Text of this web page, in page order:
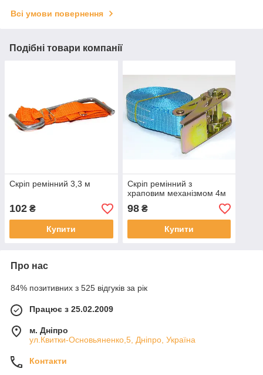
Всі умови повернення
Подібні товари компанії
Скріп ремінний 3,3 м
102 ₴
Купити
Скріп ремінний з
храповим механізмом 4м
98₴
Купити
Про нас
84% позитивних з 525 відгуків за рік
Працює з 25.02.2009
м. Дніпро
ул.Квитки-Основьяненко,5, Дніпро, Україна
Контакти